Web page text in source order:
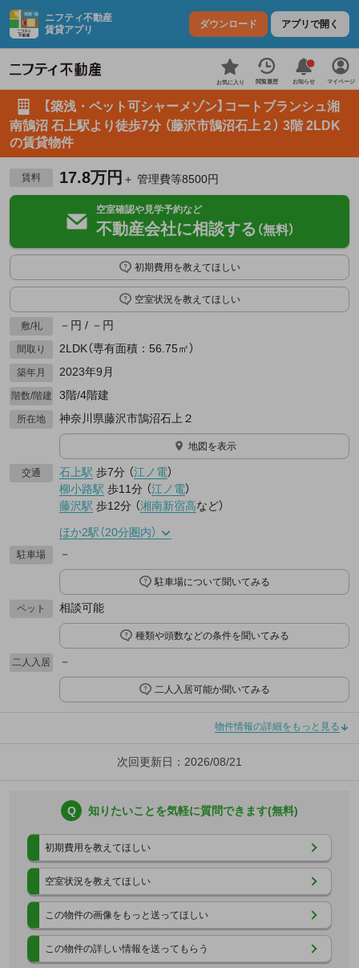
ニフティ不動産
賃貸アプリ
ダウンロード アプリで開く
お気に入り 閲覧履歴 お知らせ マイページ
【築浅・ペット可シャーメゾン】コートブランシュ湘
南鵠沼 石上駅より徒歩7分 （藤沢市鵠沼石上２） 3階 2LDK
の賃貸物件
賃料 17.8万円 ＋ 管理費等8500円
空室確認や見学予約など
不動産会社に相談する （無料）
初期費用を教えてほしい
空室状況を教えてほしい
敷/礼 －円 / －円
間取り 2LDK（専有面積：56.75㎡）
築年月 2023年9月
階数/階建 3階/4階建
所在地 神奈川県藤沢市鵠沼石上２
地図を表示
交通 石上駅 歩7分 （江ノ電）
柳小路駅 歩11分 （江ノ電）
藤沢駅 歩12分 （湘南新宿高など）
ほか2駅（20分圏内）
駐車場 －
駐車場について聞いてみる
ペット 相談可能
種類や頭数などの条件を聞いてみる
二人入居 －
二人入居可能か聞いてみる
物件情報の詳細をもっと見る
次回更新日：2026/08/21
Q 知りたいことを気軽に質問できます(無料)
初期費用を教えてほしい
空室状況を教えてほしい
この物件の画像をもっと送ってほしい
この物件の詳しい情報を送ってもらう